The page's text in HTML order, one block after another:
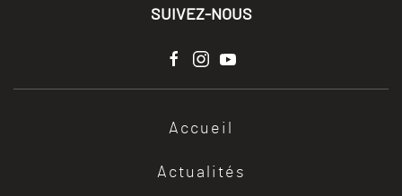
SUIVEZ-NOUS
Accueil
Actualités